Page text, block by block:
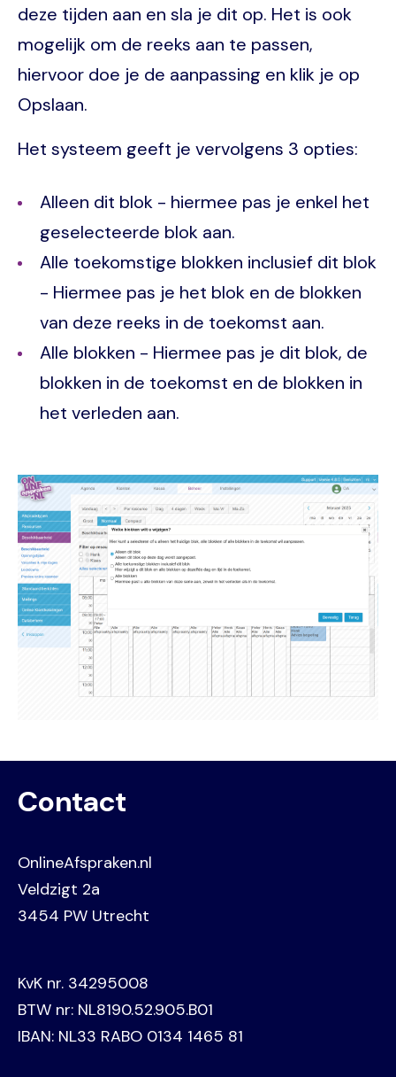
deze tijden aan en sla je dit op. Het is ook
mogelijk om de reeks aan te passen,
hiervoor doe je de aanpassing en klik je op
Opslaan.
Het systeem geeft je vervolgens 3 opties:
Alleen dit blok - hiermee pas je enkel het
geselecteerde blok aan.
Alle toekomstige blokken inclusief dit blok
- Hiermee pas je het blok en de blokken
van deze reeks in de toekomst aan.
Alle blokken - Hiermee pas je dit blok, de
blokken in de toekomst en de blokken in
het verleden aan.
Image
Contact
OnlineAfspraken.nl
Veldzigt 2a
3454 PW Utrecht
KvK nr. 34295008
BTW nr: NL8190.52.905.B01
IBAN: NL33 RABO 0134 1465 81